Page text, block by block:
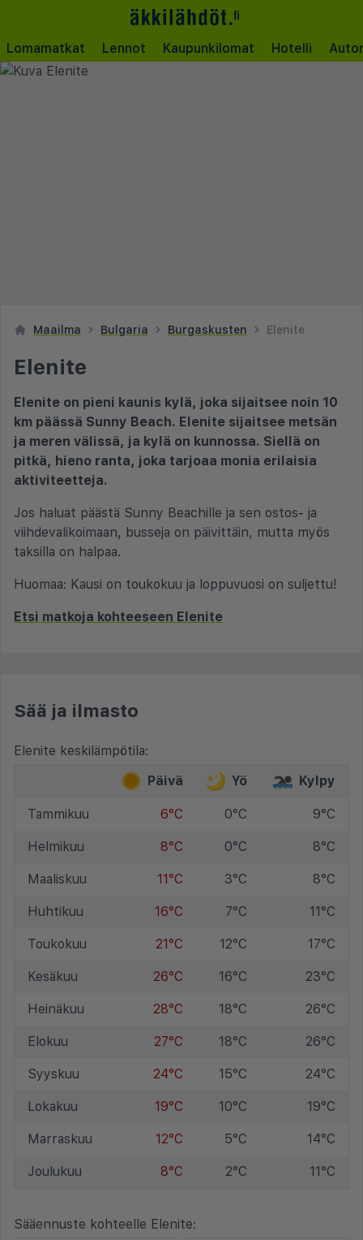
Lomamatkat Lennot Kaupunkilomat Hotelli
Maailma Bulgaria Burgaskusten Elenite
Elenite
Elenite on pieni kaunis kylä, joka sijaitsee noin 10
km päässä Sunny Beach. Elenite sijaitsee metsän
ja meren välissä, ja kylä on kunnossa. Siellä on
pitkä, hieno ranta, joka tarjoaa monia erilaisia
aktiviteetteja.
Jos haluat päästä Sunny Beachille ja sen ostos- ja
viihdevalikoimaan, busseja on päivittäin, mutta myös
taksilla on halpaa.
Huomaa: Kausi on toukokuu ja loppuvuosi on suljettu!
Etsi matkoja kohteeseen Elenite
Sää ja ilmasto
Elenite keskilämpötila:
Päivä
Yö Kylpy
Tammikuu 6°C 0°C 9°C
Helmikuu 8°C 0°C 8°C
Maaliskuu 11°C 3°C 8°C
Huhtikuu 16°C 7°C 11°C
Toukokuu 21°C 12°C 17°C
Kesäkuu 26°C 16°C 23°C
Heinäkuu 28°C 18°C 26°C
Elokuu 27°C 18°C 26°C
Syyskuu 24°C 15°C 24°C
Lokakuu 19°C 10°C 19°C
Marraskuu 12°C 5°C 14°C
Joulukuu 8°C 2°C 11°C
Sääennuste kohteelle Elenite: